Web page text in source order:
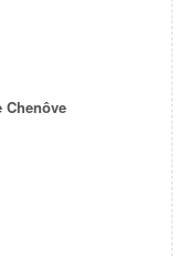
Chenôve